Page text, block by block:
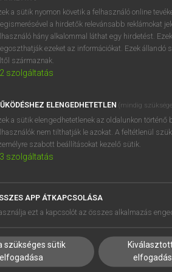
BELÉPÉS
SÚGÓ
RÓLUNK
SÜTI BEÁLLÍTÁSOK
a sütik nyomon követik a felhasználó online
a hirdetők relevánsabb reklámokat
hány alkalommal láthat egy hirdetést.
ezeket az információkat. Ezek
származnak.
2 szolgáltatás
ELENGEDHETETLEN (mindig
a sütik elengedhetetlenek az oldalunkon
nem tilthatják le azokat. A feltétlenül
szabott beállításokat kezelő sütik.
3 szolgáltatás
APP ÁTKAPCSOLÁSA
ezt a kapcsolót az összes alkalmazás
szükséges sütik
elfogadása